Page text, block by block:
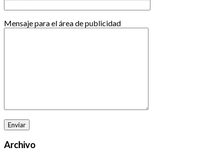
Mensaje para el área de publicidad
Archivo